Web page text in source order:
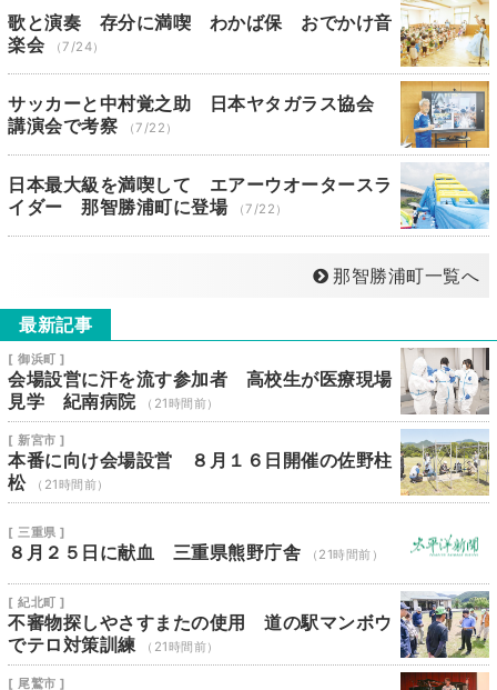
歌と演奏 存分に満喫 わかば保 おでかけ音
楽会
（7/24）
サッカーと中村覚之助 日本ヤタガラス協会
講演会で考察
（7/22）
日本最大級を満喫して エアーウオータースラ
イダー 那智勝浦町に登場
（7/22）
那智勝浦町一覧へ
最新記事
[ 御浜町 ]
会場設営に汗を流す参加者 高校生が医療現場
見学 紀南病院
（21時間前）
[ 新宮市 ]
本番に向け会場設営 ８月１６日開催の佐野柱
松
（21時間前）
[ 三重県 ]
８月２５日に献血 三重県熊野庁舎 （21時間前）
[ 紀北町 ]
不審物探しやさすまたの使用 道の駅マンボウ
でテロ対策訓練
（21時間前）
[ 尾鷲市 ]